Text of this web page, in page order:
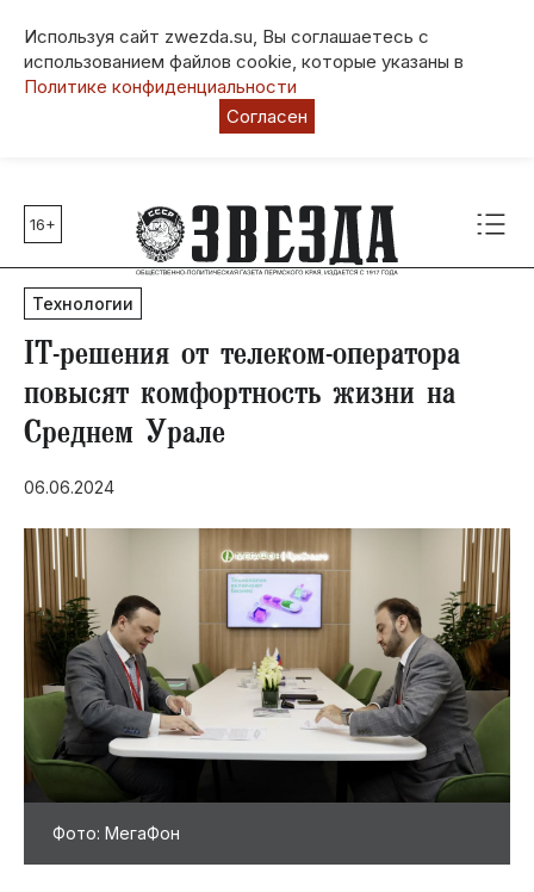
Используя сайт zwezda.su, Вы соглашаетесь с
использованием файлов cookie, которые указаны в
Политике конфиденциальности
Согласен
Главные темы
80 лет Победы
Молодежная столица РФ
СВО
Выборы в Пермском крае
Социальная поддержка
Инфраструктура
Благоустройство
16+
Технологии
IT-решения от телеком-оператора
повысят комфортность жизни на
Среднем Урале
06.06.2024
Фото: МегаФон